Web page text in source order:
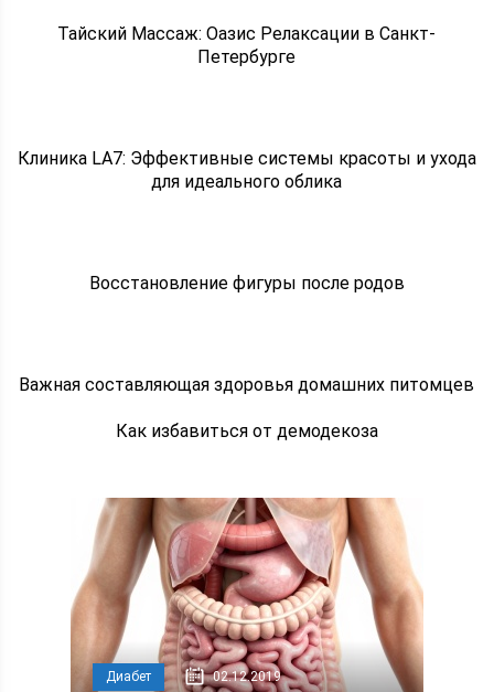
Тайский Массаж: Оазис Релаксации в Санкт-
Петербурге
Клиника LA7: Эффективные системы красоты и ухода
для идеального облика
Восстановление фигуры после родов
Важная составляющая здоровья домашних питомцев
Как избавиться от демодекоза
Диабет 02.12.2019